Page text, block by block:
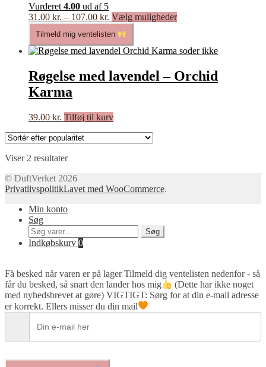
Vurderet 4.00 ud af 5
31.00 kr. – 107.00 kr. Prisinterval:
31.00 kr.
til
107.00 kr.
Vælg mulighederDette
flere
Mulighederne
kan
Tilmeld mig ventelisten
Røgelse med lavendel – Orchid
Karma
39.00 kr. Tilføj til kurv
Viser 2 resultaterSorteret
popularitet
© DuftVerket 2026
PrivatlivspolitikLavet med WooCommerce.
Min konto
Søg
Søg
efter:
Søg
Indkøbskurv 0
Få besked når varen er på lagerTilmeld dig ventelisten nedenfor - så
får du besked, så snart den lander hos mig
(Dette har ikke noget
med nyhedsbrevet at gøre) VIGTIGT: Sørg for at din e-mail adresse
er korrekt. Ellers misser du din mail